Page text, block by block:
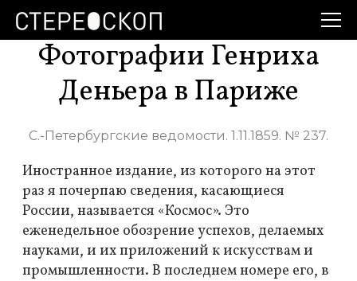
Фотографии Генриха
Деньера в Париже
С.-Петербургские ведомости. 1.11.1859. № 237.
Иностранное издание, из которого на этот
раз я почерпаю сведения, касающиеся
России, называется «Космос». Это
еженедельное обозрение успехов, делаемых
науками, и их приложений к искусствам и
промышленности. В последнем номере его, в